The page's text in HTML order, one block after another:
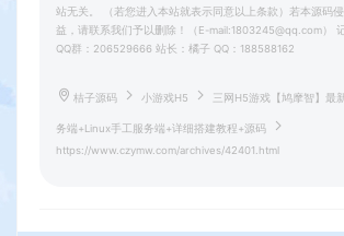
站无关。 （若您进入本站就表示同意以上条款）若本源码
益，请联系我们予以删除！（E-mail:1803245@qq.com）
QQ群：206529666 站长：橘子 QQ：188588162
桔子源码 小游戏H5 三网H5游戏【鸠摩智】最
务端+Linux手工服务端+详细搭建教程+源码
https://www.czymw.com/archives/42401.html